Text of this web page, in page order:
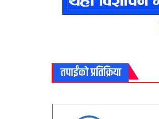
तपाईंको प्रतिक्रिया